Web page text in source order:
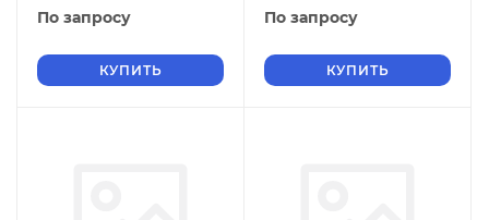
По запросу
КУПИТЬ
По запросу
КУПИТЬ